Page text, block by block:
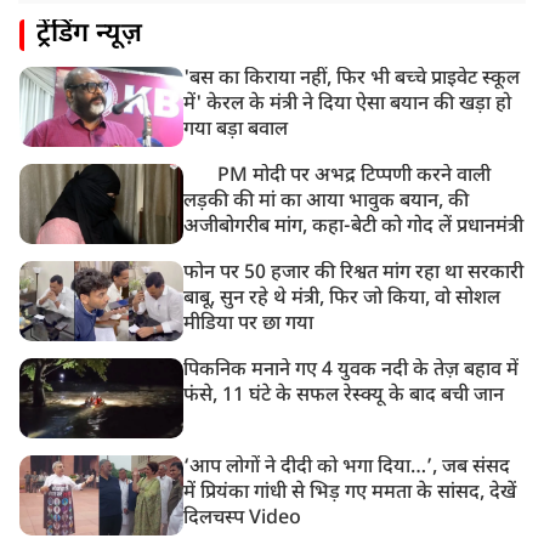
PM मोदी आज IIT दिल्ली के दीक्षांत समारोह में शामिल होंगे
ट्रेंडिंग न्यूज़
'बस का किराया नहीं, फिर भी बच्चे प्राइवेट स्कूल
में' केरल के मंत्री ने दिया ऐसा बयान की खड़ा हो
गया बड़ा बवाल
PM मोदी पर अभद्र टिप्पणी करने वाली
लड़की की मां का आया भावुक बयान, की
अजीबोगरीब मांग, कहा-बेटी को गोद लें प्रधानमंत्री
फोन पर 50 हजार की रिश्वत मांग रहा था सरकारी
बाबू, सुन रहे थे मंत्री, फिर जो किया, वो सोशल
मीडिया पर छा गया
पिकनिक मनाने गए 4 युवक नदी के तेज़ बहाव में
फंसे, 11 घंटे के सफल रेस्क्यू के बाद बची जान
‘आप लोगों ने दीदी को भगा दिया…’, जब संसद
में प्रियंका गांधी से भिड़ गए ममता के सांसद, देखें
दिलचस्प Video